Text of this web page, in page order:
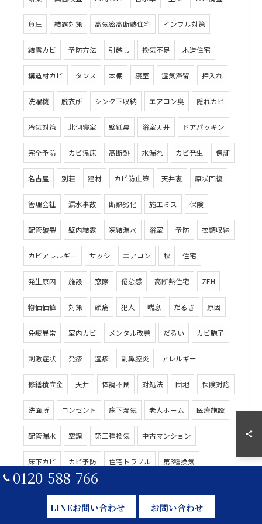
負圧 結露対策 高気密高断熱住宅 インフル対策
結露カビ 予防方法 引越し 換気不足 木造住宅
構造材カビ タンス 本棚 寝室 湿気滞留 押入れ
洗濯機 脱衣所 シンク下収納 エアコン臭 隠れカビ
冷気対策 北側寝室 壁紙裏 浴室天井 ドアパッキン
完全予防 カビ温床 高断熱 水漏れ カビ発生 保証
名古屋 別荘 建材 カビ防止策 天井裏 原状回復
管理会社 漏水事故 断熱劣化 施工ミス 保険
配管破裂 壁内結露 凍結漏水 浴室 予防 衣類収納
カビアレルギー サッシ エアコン 秋 住宅
発生原因 施設 窓際 倦怠感 高断熱住宅 ZEH
物価価値 対策 頭痛 犯人 喘息 だるさ 原因
免疫異常 室内カビ メンタル改善 だるい カビ胞子
刺激症状 発疹 湿疹 副鼻腔炎 アレルギー
修繕積立金 天井 体調不良 対処法 団地 保険対応
洗面所 コンセント 床下湿気 老人ホーム 医療施設
配管漏水 空調 第三種換気 中古マンション
床下カビ カビ予防 住宅トラブル 第3種換気
自然災害 ベランダ 防水劣化 小児喘息 高齢者
0120-588-766
LINEお問い合わせ お問い合わせ